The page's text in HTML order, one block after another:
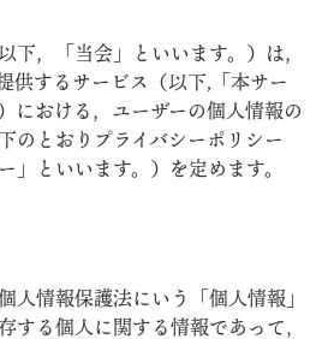
下，「当会」といいます。）は，
供するサービス（以下,「本サー
における，ユーザーの個人情報の
のとおりプライバシーポリシー
」といいます。）を定めます。
人情報保護法にいう「個人情報」
する個人に関する情報であって，